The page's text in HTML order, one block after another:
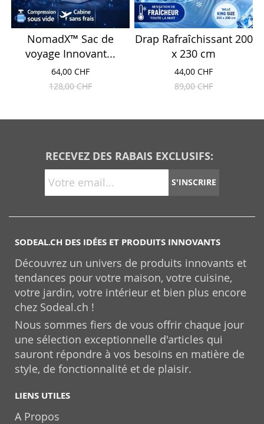
NomadX™ Sac de
voyage Innovant...
64,00 CHF
128,00 CHF
Drap Rafraîchissant 200
x 230 cm
44,00 CHF
89,00 CHF
RECEVEZ DES RABAIS EXCLUSIFS:
S'INSCRIRE
SODEAL.CH DES IDÉES ET PRODUITS INNOVANTS
Découvrez un univers de produits innovants et
tendances pour votre maison, votre cuisine,
votre jardin, votre intérieur et bien plus encore
chez Sodeal.ch !
Nous sommes fiers de vous offrir chaque jour
une sélection exceptionnelle d'articles qui
sauront répondre à vos besoins en matière de
style, de fonctionnalité et de plaisir.
LIENS UTILES
A Propos